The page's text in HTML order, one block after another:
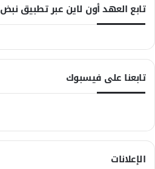
تابع العهد أون لاين عبر تطبيق نبض
تابعنا على فيسبوك
الإعلانات